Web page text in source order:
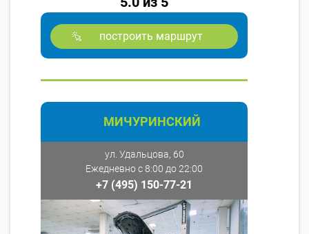
построить маршрут
МИЧУРИНСКИЙ
ул. Удальцова, 60
Ежедневно с 8:00 до 22:00
+7 (495) 150-77-21